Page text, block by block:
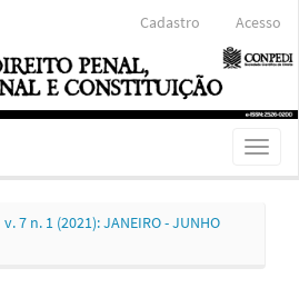
Cadastro Acesso
Toggle
v. 7 n. 1 (2021): JANEIRO - JUNHO